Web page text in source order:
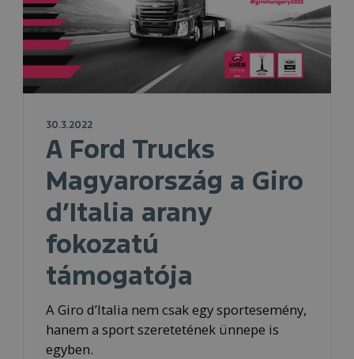
30.3.2022
A Ford Trucks
Magyarország a Giro
d’Italia arany
fokozatú
támogatója
A Giro d’Italia nem csak egy sportesemény,
hanem a sport szeretetének ünnepe is
egyben.